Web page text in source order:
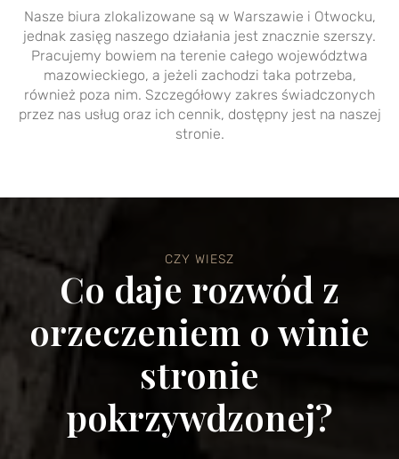
Nasze biura zlokalizowane są w Warszawie i Otwocku,
jednak zasięg naszego działania jest znacznie szerszy.
Pracujemy bowiem na terenie całego województwa
mazowieckiego, a jeżeli zachodzi taka potrzeba,
również poza nim. Szczegółowy zakres świadczonych
przez nas usług oraz ich cennik, dostępny jest na naszej
stronie.
CZY WIESZ
Co daje rozwód z
orzeczeniem o winie
stronie
pokrzywdzonej?